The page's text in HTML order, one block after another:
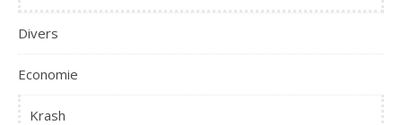
Divers
Economie
Krash